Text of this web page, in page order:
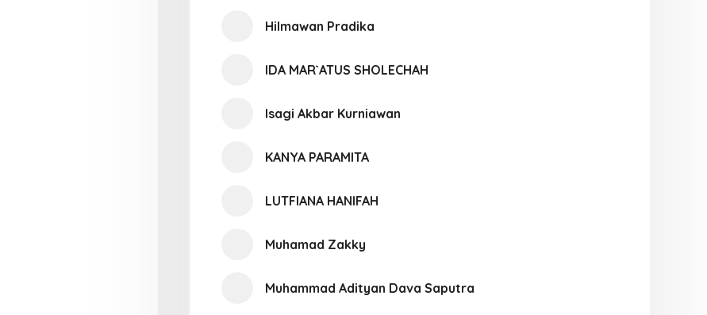
Hilmawan Pradika
IDA MAR`ATUS SHOLECHAH
Isagi Akbar Kurniawan
KANYA PARAMITA
LUTFIANA HANIFAH
Muhamad Zakky
Muhammad Adityan Dava Saputra